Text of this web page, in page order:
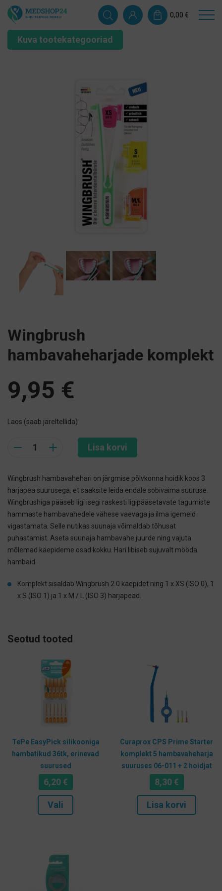
0,00 €
Kuva tootekategooriad
Wingbrush
hambavaheharjade komplekt
9,95 €
Laos (saab järeltellida)
Lisa korvi
Wingbrush hambavahehari on järgmise põlvkonna hoidik koos 3
harjapea suurusega, et saaksite leida endale sobivaima suuruse.
Wingbrushiga pääseb ligi isegi raskesti ligipääsetavate tagumiste
hammaste hambavahedele vähese vaevaga ja ilma igemeid
vigastamata. Selle nutikas suunaja võimaldab tõhusat
puhastamist. Aseta suunaja hambavahe juurde ning vajuta
mõlemad käepideme osad kokku. Hari libiseb sujuvalt mööda
hambaid.
Komplekt sisaldab Wingbrush 2.0 käepidet ning 1 x XS (ISO 0), 1
x S (ISO 1) ja 1 x M / L (ISO 3) harjapead.
Seotud tooted
TePe EasyPick silikooniga
hambatikud 36tk, erinevad
suurused
6,20€
Vali
tootel
Curaprox CPS Prime Starter
komplekt 5 hambavaheharja
suuruses 06-011 + 2 hoidjat
8,30€
Lisa korvi